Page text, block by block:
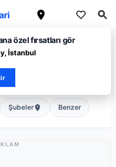
özel fırsatları gör
İstanbul
Şubeler Benzer